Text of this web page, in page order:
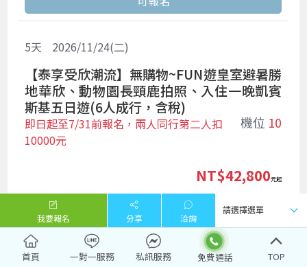
我要報名 分享 洽詢
2026/11/24(二)
5天
【泰享受欣潮流】無購物~FUN遊皇室避暑勝
地華欣、動物園長頸鹿拍照、入住一晚凱賓
斯基五日遊(6人成行，含稅)
機位 10
即日起至7/31前報名，兩人同行第二人扣
10000元
桃園國際機場 星宇航空
NT$42,800 起
首頁 一對一服務 私訊服務 TOP